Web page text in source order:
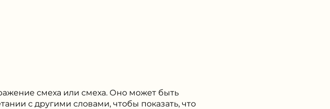
смеха или смеха. Оно может быть
с другими словами, чтобы показать, что